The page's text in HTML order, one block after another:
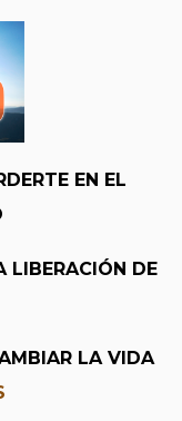
EN EL
LIBERACIÓN DE
LA VIDA